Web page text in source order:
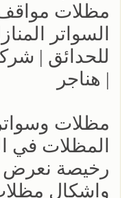
مظلات مواقف
السواتر
للحدائق |
| هناجر
مظلات
المظلات في
رخيصة نعرض
واشكال مظلات